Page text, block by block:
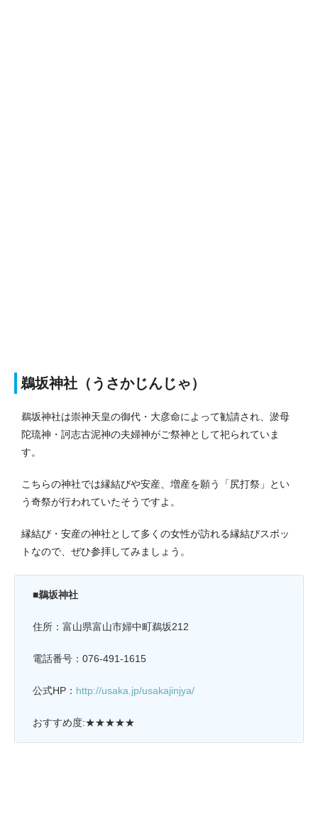
鵜坂神社（うさかじんじゃ）
鵜坂神社は崇神天皇の御代・大彦命によって勧請され、淤母
陀琉神・訶志古泥神の夫婦神がご祭神として祀られていま
す。
こちらの神社では縁結びや安産、増産を願う「尻打祭」とい
う奇祭が行われていたそうですよ。
縁結び・安産の神社として多くの女性が訪れる縁結びスポッ
トなので、ぜひ参拝してみましょう。
■鵜坂神社
住所：富山県富山市婦中町鵜坂212
電話番号：076-491-1615
公式HP： http://usaka.jp/usakajinjya/
おすすめ度:★★★★★